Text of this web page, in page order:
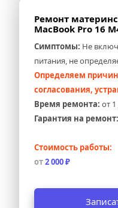
Ремонт
MacBook Pro 16
Симптомы: Не
питания, не
Определяем
согласования,
Время ремонта: от
Гарантия на ремонт:
Стоимость работы:
от 2 000 ₽